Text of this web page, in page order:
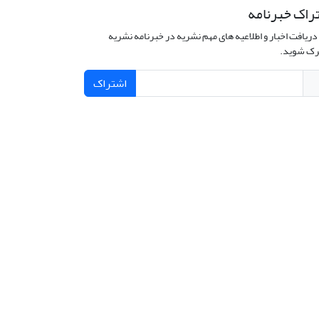
خبرنامه
اخبار و اطلاعیه های مهم نشریه در خبرنامه نشریه
شوید.
اشتراک